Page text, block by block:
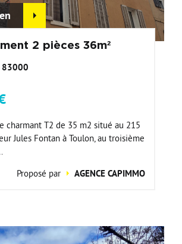
2 pièces 36m²
83000
charmant T2 de 35 m2 situé au 215
Jules Fontan à Toulon, au troisième
Proposé par
AGENCE CAPIMMO